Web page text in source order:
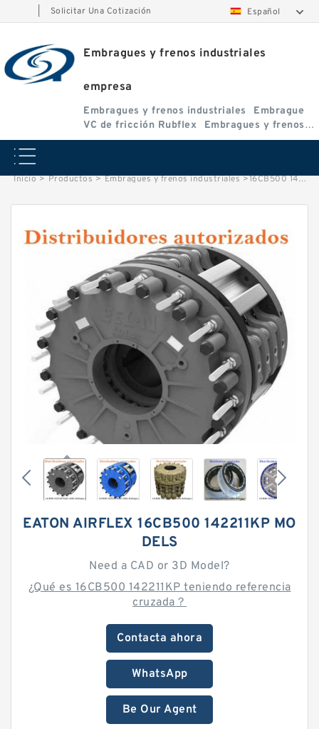
Solicitar Una Cotización Español
Embragues y frenos industriales
empresa
Embragues y frenos industriales
Embrague
VC de fricción Rubflex
Embragues y frenos
VC
Inicio > Productos > Embragues y frenos industriales >16CB500 142211KP Eaton Airflex Embrague de 10 elementos Embragues y frenos
EATON AIRFLEX 16CB500 142211KP MO
DELS
Need a CAD or 3D Model?
¿Qué es 16CB500 142211KP teniendo referencia
cruzada？
Contacta ahora
WhatsApp
Be Our Agent